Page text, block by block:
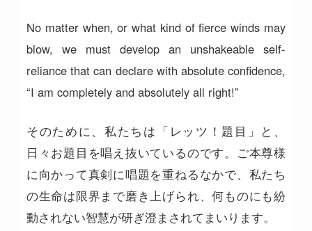
No matter when, or what kind of fierce winds may
blow, we must develop an unshakeable self-
reliance that can declare with absolute confidence,
“I am completely and absolutely all right!”
そのために、私たちは「レッツ！題目」と、
日々お題目を唱え抜いているのです。ご本尊様
に向かって真剣に唱題を重ねるなかで、私たち
の生命は限界まで磨き上げられ、何ものにも紛
動されない智慧が研ぎ澄まされてまいります。